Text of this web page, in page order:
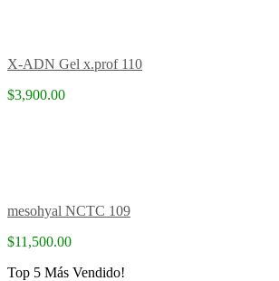
X-ADN Gel x.prof 110
$3,900.00
mesohyal NCTC 109
$11,500.00
Top 5 Más Vendido!